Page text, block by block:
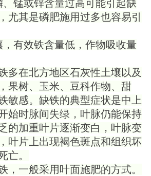
锰或锌含量过高可能引起缺
尤其是磷肥施用过多也容易引
有效铁含量低，作物吸收量
在北方地区石灰性土壤以及
果树、玉米、豆科作物、甜
敏感。缺铁的典型症状是中上
始时脉间失绿，叶脉仍能保持
的加重叶片逐渐变白，叶脉变
叶片上出现褐色斑点和组织坏
亡。
一般采用叶面施肥的方式。